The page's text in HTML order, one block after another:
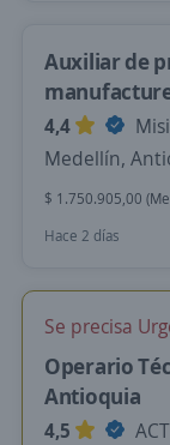
Auxiliar de
4,4
Medellín,
$ 1.750.905,00
Hace 2 días
Se precisa
Operario
Antioquia
4,5